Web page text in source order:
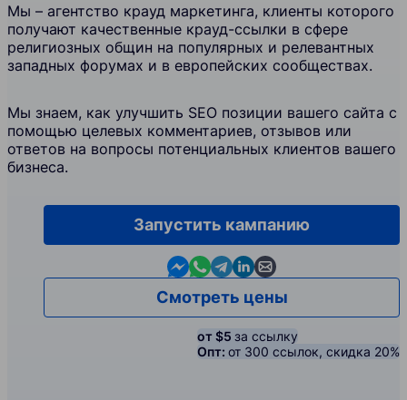
Мы – агентство крауд маркетинга, клиенты которого
получают качественные крауд-ссылки в сфере
религиозных общин на популярных и релевантных
западных форумах и в европейских сообществах.
Мы знаем, как улучшить SEO позиции вашего сайта с
помощью целевых комментариев, отзывов или
ответов на вопросы потенциальных клиентов вашего
бизнеса.
Запустить кампанию
Contact us in Messenger
Contact us in WhatsApp
Contact us in Telegram
Contact us in Linkedin
Contact us by email
Смотреть цены
от $5 за ссылку
Опт: от 300 ссылок, скидка 20%